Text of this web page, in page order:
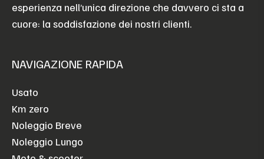
esperienza nell’unica direzione che davvero ci sta a
cuore: la soddisfazione dei nostri clienti.
NAVIGAZIONE RAPIDA
Usato
Km zero
Noleggio Breve
Noleggio Lungo